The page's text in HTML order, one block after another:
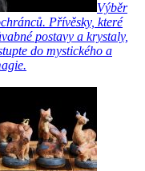
Výběr
Přívěsky, které
postavy a krystaly,
do mystického a